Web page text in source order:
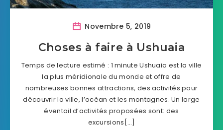
Novembre 5, 2019
Choses à faire à Ushuaia
Temps de lecture estimé : 1 minute Ushuaia est la ville
la plus méridionale du monde et offre de
nombreuses bonnes attractions, des activités pour
découvrir la ville, l’océan et les montagnes. Un large
éventail d’activités proposées sont: des
excursions[…]